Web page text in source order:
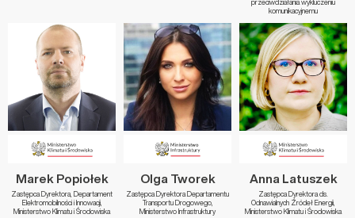
komunikacyjnemu
Marek Popiołek
Zastępca Dyrektora, Departament
Elektromobilności i Innowacji,
Ministerstwo Klimatu i Środowiska
Olga Tworek
Zastępca Dyrektora Departamentu
Transportu Drogowego,
Ministerstwo Infrastruktury
Anna Latuszek
Zastępca Dyrektora ds.
Odnawialnych Źródeł Energii,
Ministerstwo Klimatu i Środowiska